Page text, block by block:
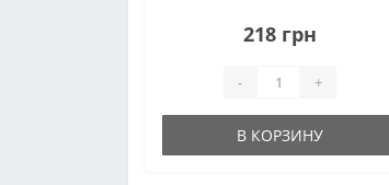
Использование при производстве
современных технологий
обивки и снизить ее
218 грн
- +
В КОРЗИНУ